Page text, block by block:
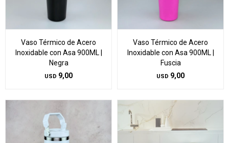
Vaso Térmico de Acero
Inoxidable con Asa 900ML |
Negra
USD 9,00
Vaso Térmico de Acero
Inoxidable con Asa 900ML |
Fuscia
USD 9,00